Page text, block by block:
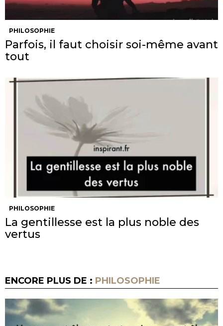
PHILOSOPHIE
Parfois, il faut choisir soi-même avant
tout
PHILOSOPHIE
La gentillesse est la plus noble des
vertus
ENCORE PLUS DE : PHILOSOPHIE